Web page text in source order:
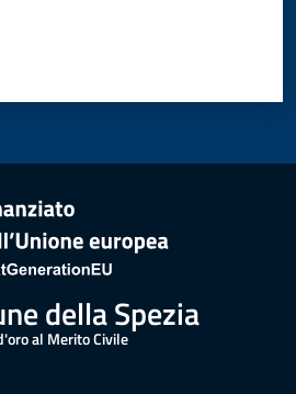
della Spezia
al Merito Civile